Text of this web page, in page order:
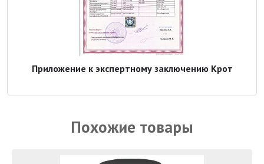
Приложение к экспертному заключению Крот
Похожие товары